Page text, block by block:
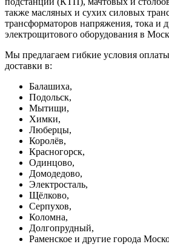
также масляных и сухих силовых
трансформаторов напряжения, тока и
электрощитового оборудования в
Мы предлагаем гибкие условия
доставки в:
Балашиха,
Подольск,
Мытищи,
Химки,
Люберцы,
Королёв,
Красногорск,
Одинцово,
Домодедово,
Электросталь,
Щёлково,
Серпухов,
Коломна,
Долгопрудный,
Раменское и другие города